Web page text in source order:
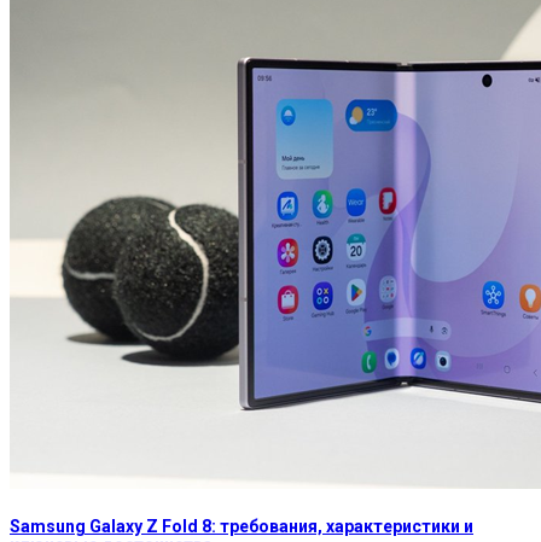
Samsung Galaxy Z Fold 8: требования, характеристики и